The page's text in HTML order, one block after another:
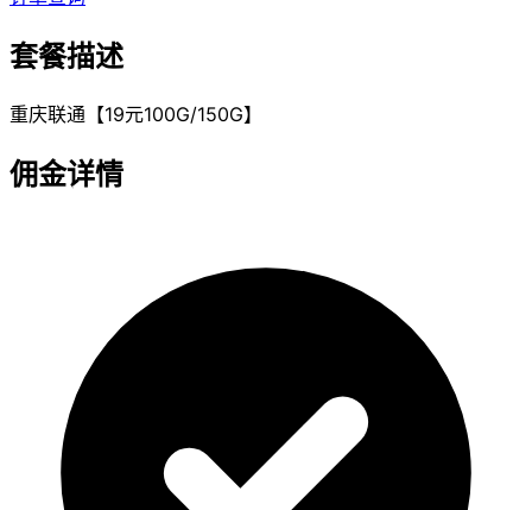
套餐描述
重庆联通【19元100G/150G】
佣金详情